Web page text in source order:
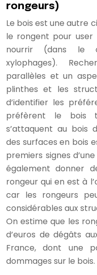
rongeurs)
Le bois est une autre
le rongent pour
nourrir (dans le
xylophages).
parallèles et un
plinthes et les
d’identifier les
préfèrent le bois
s’attaquent au bois
des surfaces en bois
premiers signes
également donner
rongeur qui en est à
car les rongeurs
considérables aux
On estime que les
d’euros de dégâts
France, dont une
dommages sur le bois.